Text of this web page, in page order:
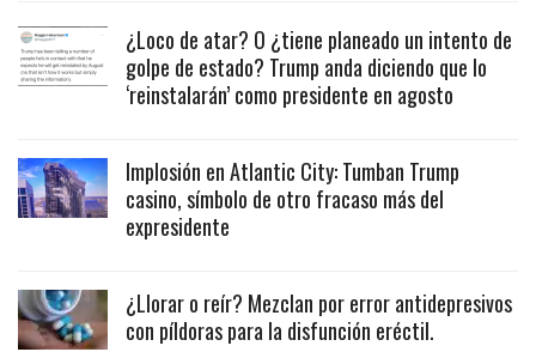
¿Loco de atar? O ¿tiene planeado un intento de
golpe de estado? Trump anda diciendo que lo
‘reinstalarán’ como presidente en agosto
Implosión en Atlantic City: Tumban Trump
casino, símbolo de otro fracaso más del
expresidente
¿Llorar o reír? Mezclan por error antidepresivos
con píldoras para la disfunción eréctil.